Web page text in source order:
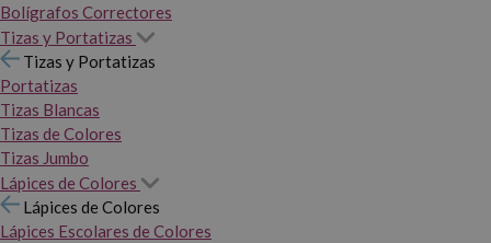
Bolígrafos Correctores
Tizas y Portatizas
Tizas y Portatizas
Portatizas
Tizas Blancas
Tizas de Colores
Tizas Jumbo
Lápices de Colores
Lápices de Colores
Lápices Escolares de Colores